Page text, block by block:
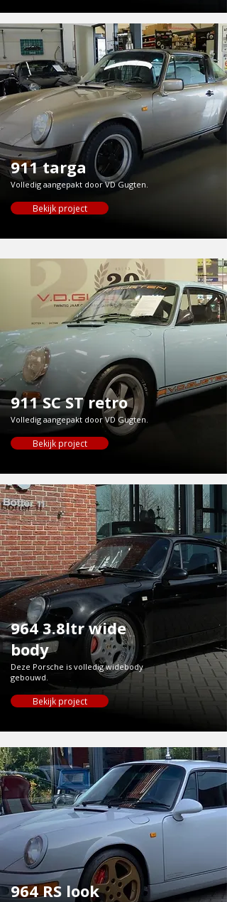
911 targa
Volledig aangepakt door VD Gugten.
Bekijk project
911 SC ST retro
Volledig aangepakt door VD Gugten.
Bekijk project
964 3.8ltr wide
body
Deze Porsche is volledig widebody
gebouwd.
Bekijk project
964 RS look